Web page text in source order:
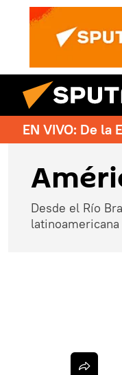
EN VIVO: De
Desde el Río
latinoamericana